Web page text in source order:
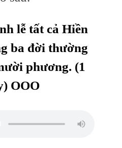
lễ tất cả Hiền
ba đời thường
phương. (1
OOO